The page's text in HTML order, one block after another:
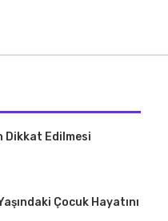
Dikkat Edilmesi
Çocuk Hayatını